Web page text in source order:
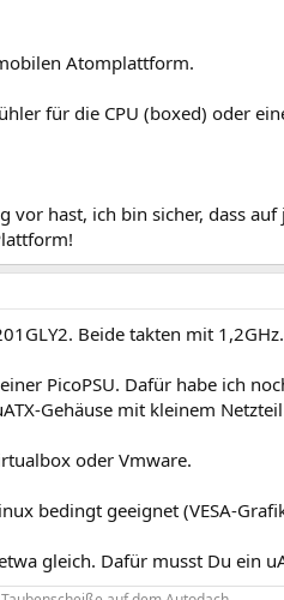
Atomplattform.
für die CPU (boxed) oder
vor hast, ich bin sicher, dass
Beide takten mit 1,2GHz.
PicoPSU. Dafür habe ich
Gehäuse mit kleinem
oder Vmware.
bedingt geeignet (VESA-
gleich. Dafür musst Du ein